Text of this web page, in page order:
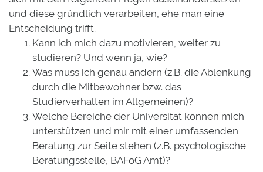
und diese gründlich verarbeiten, ehe man eine
Entscheidung trifft.
Kann ich mich dazu motivieren, weiter zu
studieren? Und wenn ja, wie?
Was muss ich genau ändern (z.B. die Ablenkung
durch die Mitbewohner bzw. das
Studierverhalten im Allgemeinen)?
Welche Bereiche der Universität können mich
unterstützen und mir mit einer umfassenden
Beratung zur Seite stehen (z.B. psychologische
Beratungsstelle, BAFöG Amt)?